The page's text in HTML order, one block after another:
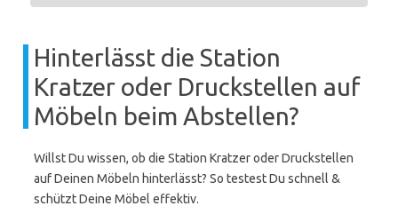
Hinterlässt die Station
Kratzer oder Druckstellen auf
Möbeln beim Abstellen?
Willst Du wissen, ob die Station Kratzer oder Druckstellen
auf Deinen Möbeln hinterlässt? So testest Du schnell &
schützt Deine Möbel effektiv.